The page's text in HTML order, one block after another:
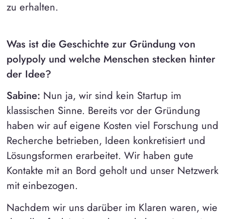
zu erhalten.
Was ist die Geschichte zur Gründung von
polypoly und welche Menschen stecken hinter
der Idee?
Sabine: Nun ja, wir sind kein Startup im
klassischen Sinne. Bereits vor der Gründung
haben wir auf eigene Kosten viel Forschung und
Recherche betrieben, Ideen konkretisiert und
Lösungsformen erarbeitet. Wir haben gute
Kontakte mit an Bord geholt und unser Netzwerk
mit einbezogen.
Nachdem wir uns darüber im Klaren waren, wie